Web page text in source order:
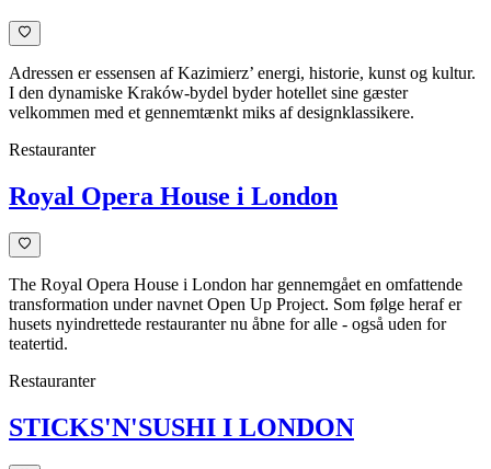
Adressen er essensen af Kazimierz’ energi, historie, kunst og kultur.
I den dynamiske Kraków-bydel byder hotellet sine gæster
velkommen med et gennemtænkt miks af designklassikere.
Restauranter
Royal Opera House i London
The Royal Opera House i London har gennemgået en omfattende
transformation under navnet Open Up Project. Som følge heraf er
husets nyindrettede restauranter nu åbne for alle - også uden for
teatertid.
Restauranter
STICKS'N'SUSHI I LONDON